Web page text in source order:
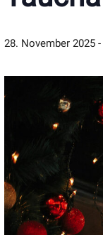
28. November 2025 -